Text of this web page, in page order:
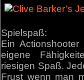
Spielspaß:
Ein
eigene
riesigen Spaß.
Frust wenn man